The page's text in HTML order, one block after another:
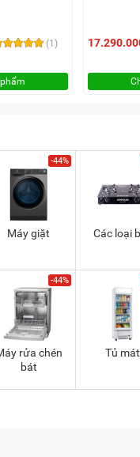
(1)
-44%
Máy giặt Các loại
-44%
rửa chén
bát
Tủ mát